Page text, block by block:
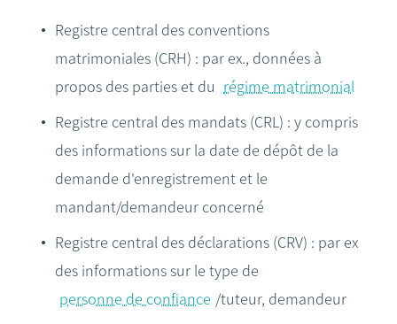
Registre central des conventions
matrimoniales (CRH) : par ex., données à
propos des parties et du régime matrimonial
Registre central des mandats (CRL) : y compris
des informations sur la date de dépôt de la
demande d'enregistrement et le
mandant/demandeur concerné
Registre central des déclarations (CRV) : par ex
des informations sur le type de
personne de confiance /tuteur, demandeur